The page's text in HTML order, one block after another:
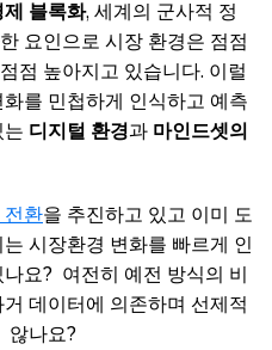
제 블록화, 세계의 군사적 정
요인으로 시장 환경은 점점
점 높아지고 있습니다. 이럴
를 민첩하게 인식하고 예측
는 디지털 환경과 마인드셋의
전환을 추진하고 있고 이미 도
시장환경 변화를 빠르게 인
요? 여전히 예전 방식의 비
데이터에 의존하며 선제적
않나요?